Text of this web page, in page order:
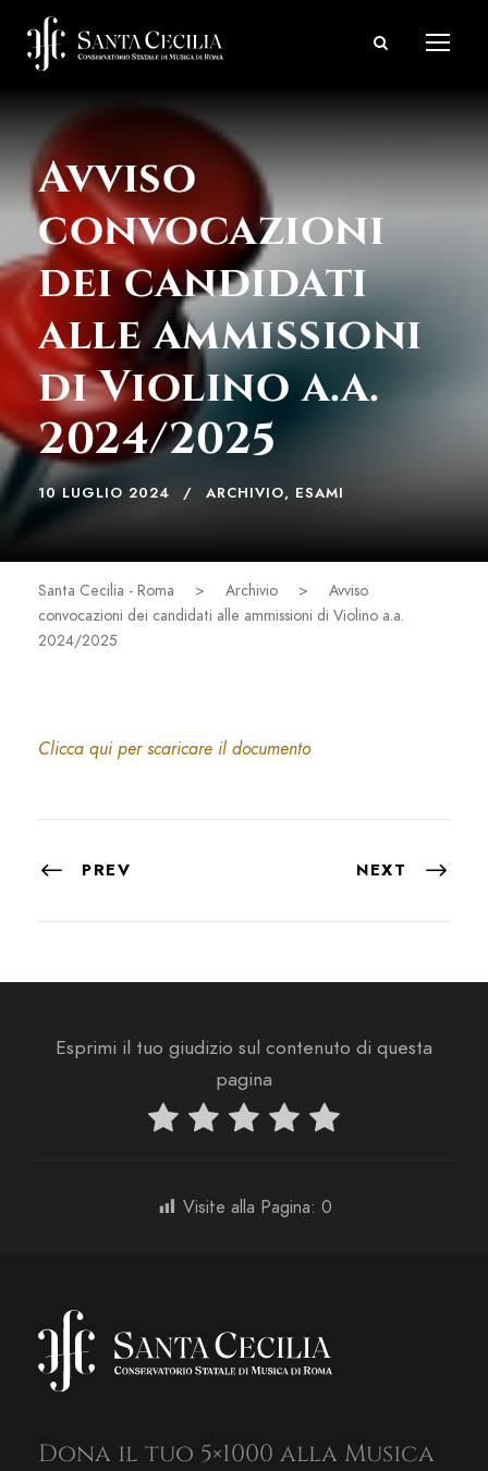
Avviso
convocazioni
dei candidati
alle ammissioni
di Violino a.a.
2024/2025
10 LUGLIO 2024 ARCHIVIO, ESAMI
Santa Cecilia - Roma > Archivio >
Avviso
convocazioni dei candidati alle ammissioni di Violino a.a.
2024/2025
Clicca qui per scaricare il documento
PREV NEXT
Esprimi il tuo giudizio sul contenuto di questa
pagina
Visite alla Pagina: 0
Dona il tuo 5×1000 alla Musica